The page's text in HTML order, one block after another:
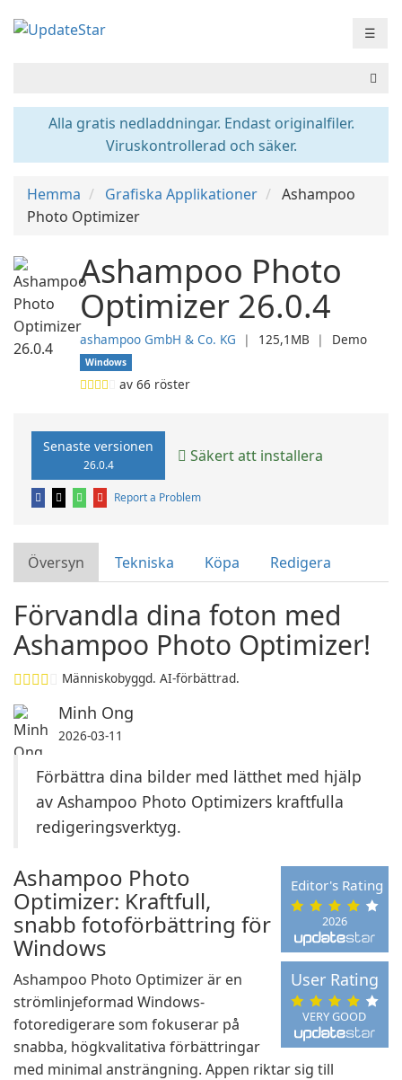
☰
Alla gratis nedladdningar. Endast originalfiler.
Viruskontrollerad och säker.
Hemma Grafiska Applikationer
Ashampoo
Photo Optimizer
Ashampoo Photo
Optimizer 26.0.4
ashampoo GmbH & Co. KG ❘ 125,1MB ❘ Demo
Windows
av 66 röster
Senaste versionen
26.0.4 Säkert att installera
Report a Problem
Översyn Tekniska Köpa Redigera
Förvandla dina foton med
Ashampoo Photo Optimizer!
Människobyggd. AI-förbättrad.
Minh Ong
2026-03-11
Förbättra dina bilder med lätthet med hjälp
av Ashampoo Photo Optimizers kraftfulla
redigeringsverktyg.
2026
Editor's Rating
VERY GOOD
User Rating
Ashampoo Photo
Optimizer: Kraftfull,
snabb fotoförbättring för
Windows
Ashampoo Photo Optimizer är en
strömlinjeformad Windows-
fotoredigerare som fokuserar på
snabba, högkvalitativa förbättringar
med minimal ansträngning. Appen riktar sig till